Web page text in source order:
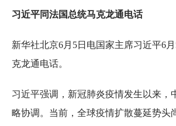
习近平同法国总统马克龙通电话
新华社北京6月5日电国家主席习近平6
克龙通电话。
习近平强调，新冠肺炎疫情发生以来，
略协调。当前，全球疫情扩散蔓延势头